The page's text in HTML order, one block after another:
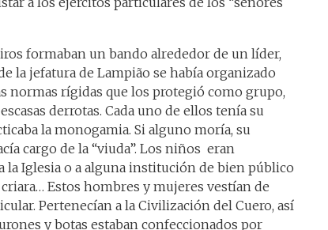
formaban un bando alrededor de un líder,
la jefatura de Lampião se había organizado
normas rígidas que los protegió como grupo,
derrotas. Cada uno de ellos tenía su
la monogamia. Si alguno moría, su
cargo de la “viuda”. Los niños eran
la Iglesia o a alguna institución de bien público
Estos hombres y mujeres vestían de
Pertenecían a la Civilización del Cuero, así
y botas estaban confeccionados por